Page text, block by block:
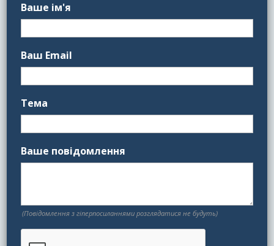
Ваше ім'я
Ваш Email
Тема
Ваше повідомлення
(Повідомлення з гіперпосиланнями розглядатися не будуть)